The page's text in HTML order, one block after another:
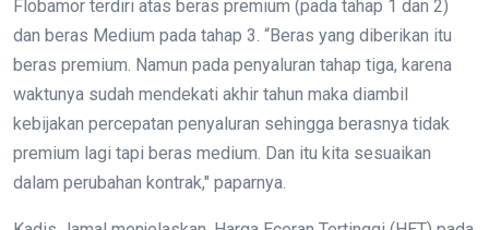
Flobamor terdiri atas beras premium (pada tahap 1 dan 2)
dan beras Medium pada tahap 3. “Beras yang diberikan itu
beras premium. Namun pada penyaluran tahap tiga, karena
waktunya sudah mendekati akhir tahun maka diambil
kebijakan percepatan penyaluran sehingga berasnya tidak
premium lagi tapi beras medium. Dan itu kita sesuaikan
dalam perubahan kontrak," paparnya.